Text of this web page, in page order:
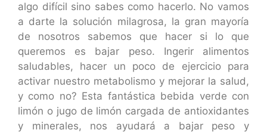
algo difícil sino sabes como hacerlo. No vamos
a darte la solución milagrosa, la gran mayoría
de nosotros sabemos que hacer si lo que
queremos es bajar peso. Ingerir alimentos
saludables, hacer un poco de ejercicio para
activar nuestro metabolismo y mejorar la salud,
y como no? Esta fantástica bebida verde con
limón o jugo de limón cargada de antioxidantes
y minerales, nos ayudará a bajar peso y